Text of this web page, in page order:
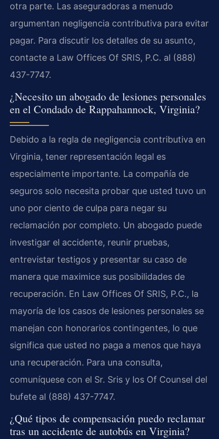
otra parte. Las aseguradoras a menudo
argumentan negligencia contributiva para evitar
pagar. Para discutir los detalles de su asunto,
contacte a Law Offices Of SRIS, P.C. al (888)
437-7747.
¿Necesito un abogado de lesiones personales
en el Condado de Rappahannock, Virginia?
Debido a la regla de negligencia contributiva en
Virginia, tener representación legal es
especialmente importante. La compañía de
seguros solo necesita probar que usted tuvo un
uno por ciento de culpa para negar su
reclamación por completo. Un abogado puede
investigar el accidente, reunir pruebas,
entrevistar testigos y presentar su caso de
manera que maximice sus posibilidades de
recuperación. En Law Offices Of SRIS, P.C., la
mayoría de los casos de lesiones personales se
manejan con honorarios contingentes, lo que
significa que usted no paga a menos que haya
una recuperación. Para una consulta,
comuníquese con el Sr. Sris y los Of Counsel del
bufete al (888) 437-7747.
¿Qué tipos de compensación puedo reclamar
tras un accidente de autobús en Virginia?